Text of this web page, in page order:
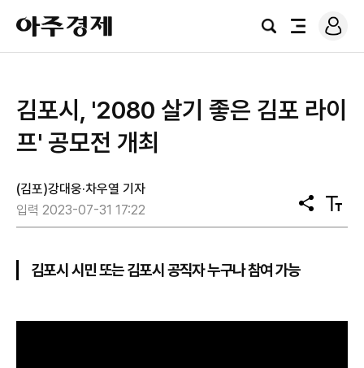
아
주
경
검
전
로
그
김포시, '2080 살기 좋은 김포 라이
프' 공모전 개최
(김포)강대웅·차우열 기자
입력 2023-07-31 17:22
공
유
텍
스
김포시 시민 또는 김포시 공직자 누구나 참여 가능